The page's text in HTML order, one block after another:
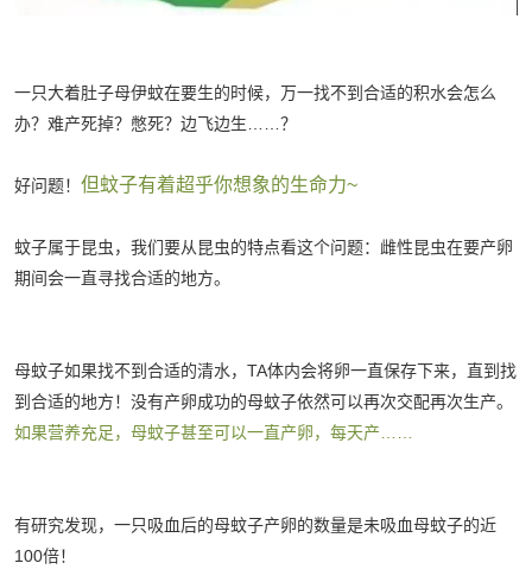
一只大着肚子母伊蚊在要生的时候，万一找不到合适的积水会怎么
办？难产死掉？憋死？边飞边生……？
好问题！ 但蚊子有着超乎你想象的生命力~
蚊子属于昆虫，我们要从昆虫的特点看这个问题：雌性昆虫在要产卵
期间会一直寻找合适的地方。
母蚊子如果找不到合适的清水，TA体内会将卵一直保存下来，直到找
到合适的地方！没有产卵成功的母蚊子依然可以再次交配再次生产。
如果营养充足，母蚊子甚至可以一直产卵，每天产……
有研究发现，一只吸血后的母蚊子产卵的数量是未吸血母蚊子的近
100倍！